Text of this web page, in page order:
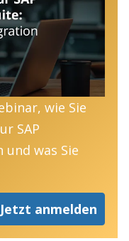
wie Sie
SAP
was Sie
Jetzt anmelden